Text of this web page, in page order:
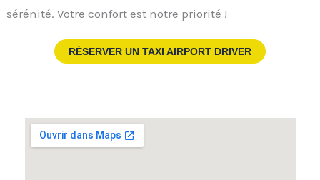
sérénité. Votre confort est notre priorité !
RÉSERVER UN TAXI AIRPORT DRIVER